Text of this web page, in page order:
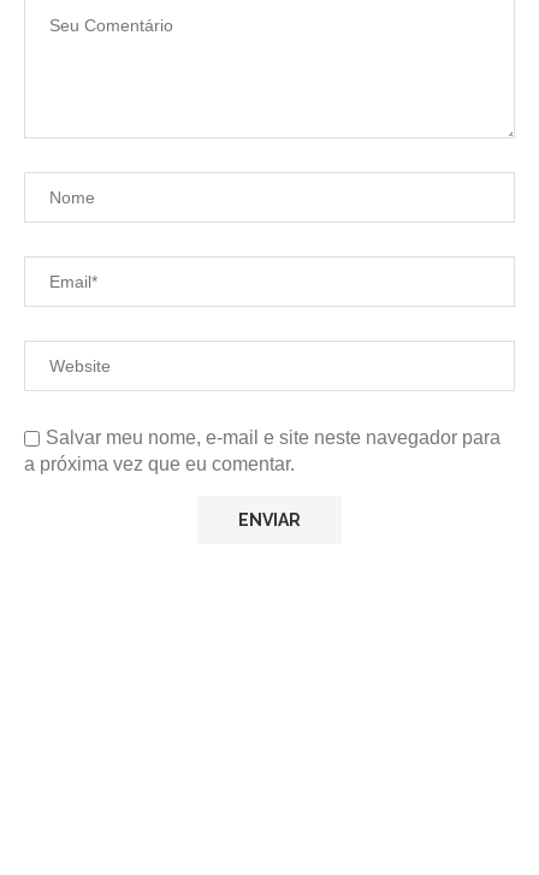
Salvar meu nome, e-mail e site neste navegador para
a próxima vez que eu comentar.